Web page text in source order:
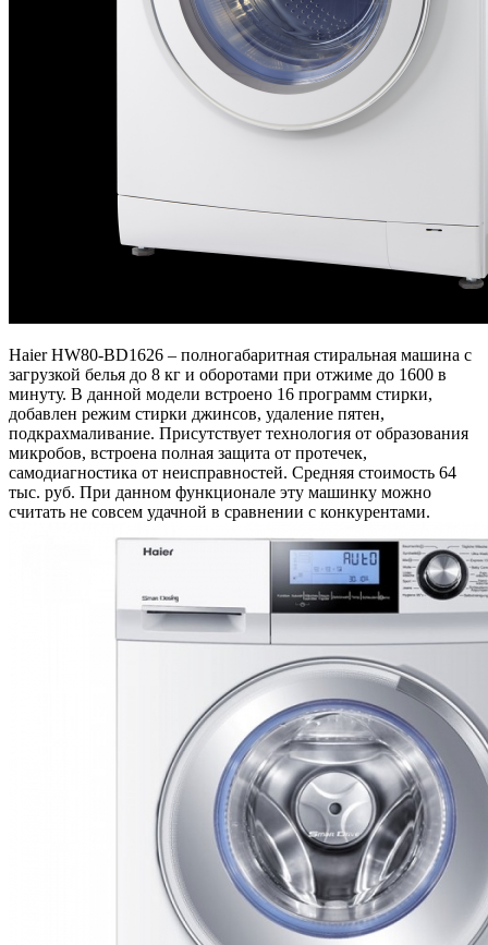
Haier HW80-BD1626 – полногабаритная стиральная машина с
загрузкой белья до 8 кг и оборотами при отжиме до 1600 в
минуту. В данной модели встроено 16 программ стирки,
добавлен режим стирки джинсов, удаление пятен,
подкрахмаливание. Присутствует технология от образования
микробов, встроена полная защита от протечек,
самодиагностика от неисправностей. Средняя стоимость 64
тыс. руб. При данном функционале эту машинку можно
считать не совсем удачной в сравнении с конкурентами.